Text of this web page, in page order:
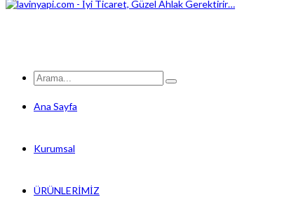
Ana Sayfa
Kurumsal
ÜRÜNLERİMİZ